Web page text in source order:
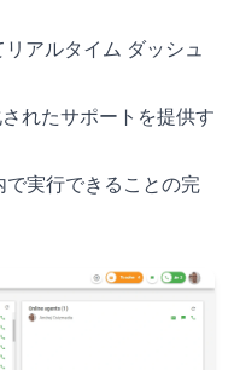
リアルタイム ダッシュ
れたサポートを提供す
実行できることの完